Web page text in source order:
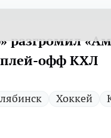
разгромил
плей-офф КХЛ
Хоккей